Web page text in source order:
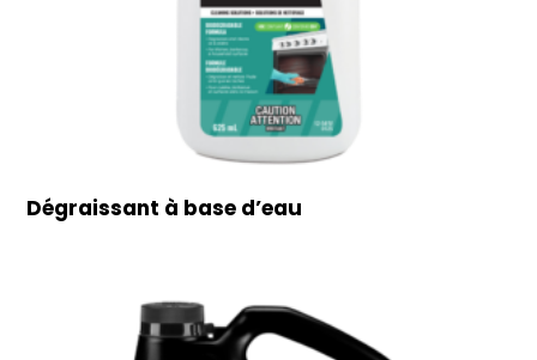
Dégraissant à base d’eau